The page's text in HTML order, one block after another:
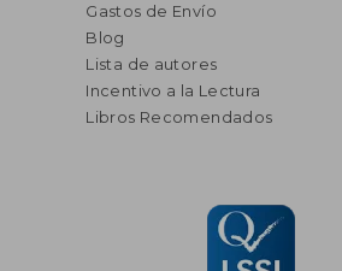
Gastos de Envío
Blog
Lista de autores
Incentivo a la Lectura
Libros Recomendados